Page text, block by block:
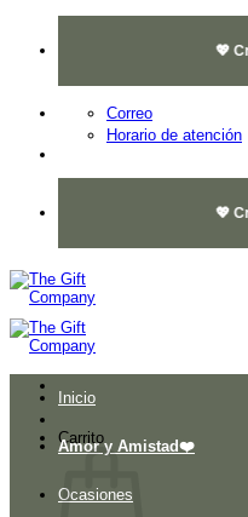
💖
Correo
Horario de atención
💖
Carrito
Inicio
Amor y Amistad❤️
Ocasiones